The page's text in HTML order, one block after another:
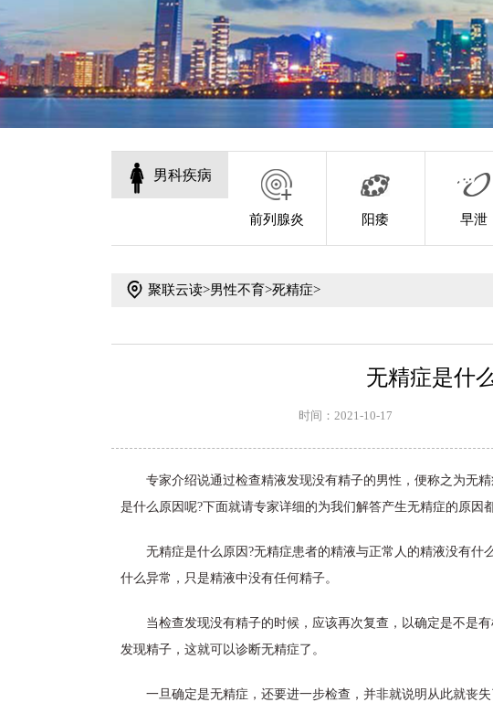
男科疾病
前列腺炎 阳痿 早泄
聚联云读>男性不育>死精症>
无精症是什
时间：2021-10-17
专家介绍说通过检查精液发现没有精子的男性，便称之为无
是什么原因呢?下面就请专家详细的为我们解答产生无精症的原因
无精症是什么原因?无精症患者的精液与正常人的精液没有
什么异常，只是精液中没有任何精子。
当检查发现没有精子的时候，应该再次复查，以确定是不是
发现精子，这就可以诊断无精症了。
一旦确定是无精症，还要进一步检查，并非就说明从此就丧